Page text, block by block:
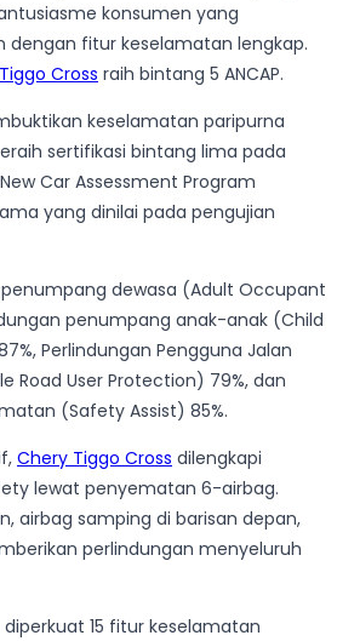
konsumen yang
dengan fitur keselamatan lengkap.
Cross raih bintang 5 ANCAP.
keselamatan paripurna
sertifikasi bintang lima pada
Car Assessment Program
yang dinilai pada pengujian
dewasa (Adult Occupant
penumpang anak-anak (Child
Perlindungan Pengguna Jalan
Road User Protection) 79%, dan
(Safety Assist) 85%.
Chery Tiggo Cross dilengkapi
lewat penyematan 6-airbag.
airbag samping di barisan depan,
perlindungan menyeluruh
15 fitur keselamatan